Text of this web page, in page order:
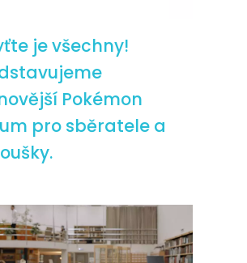
je všechny!
Pokémon
pro sběratele a